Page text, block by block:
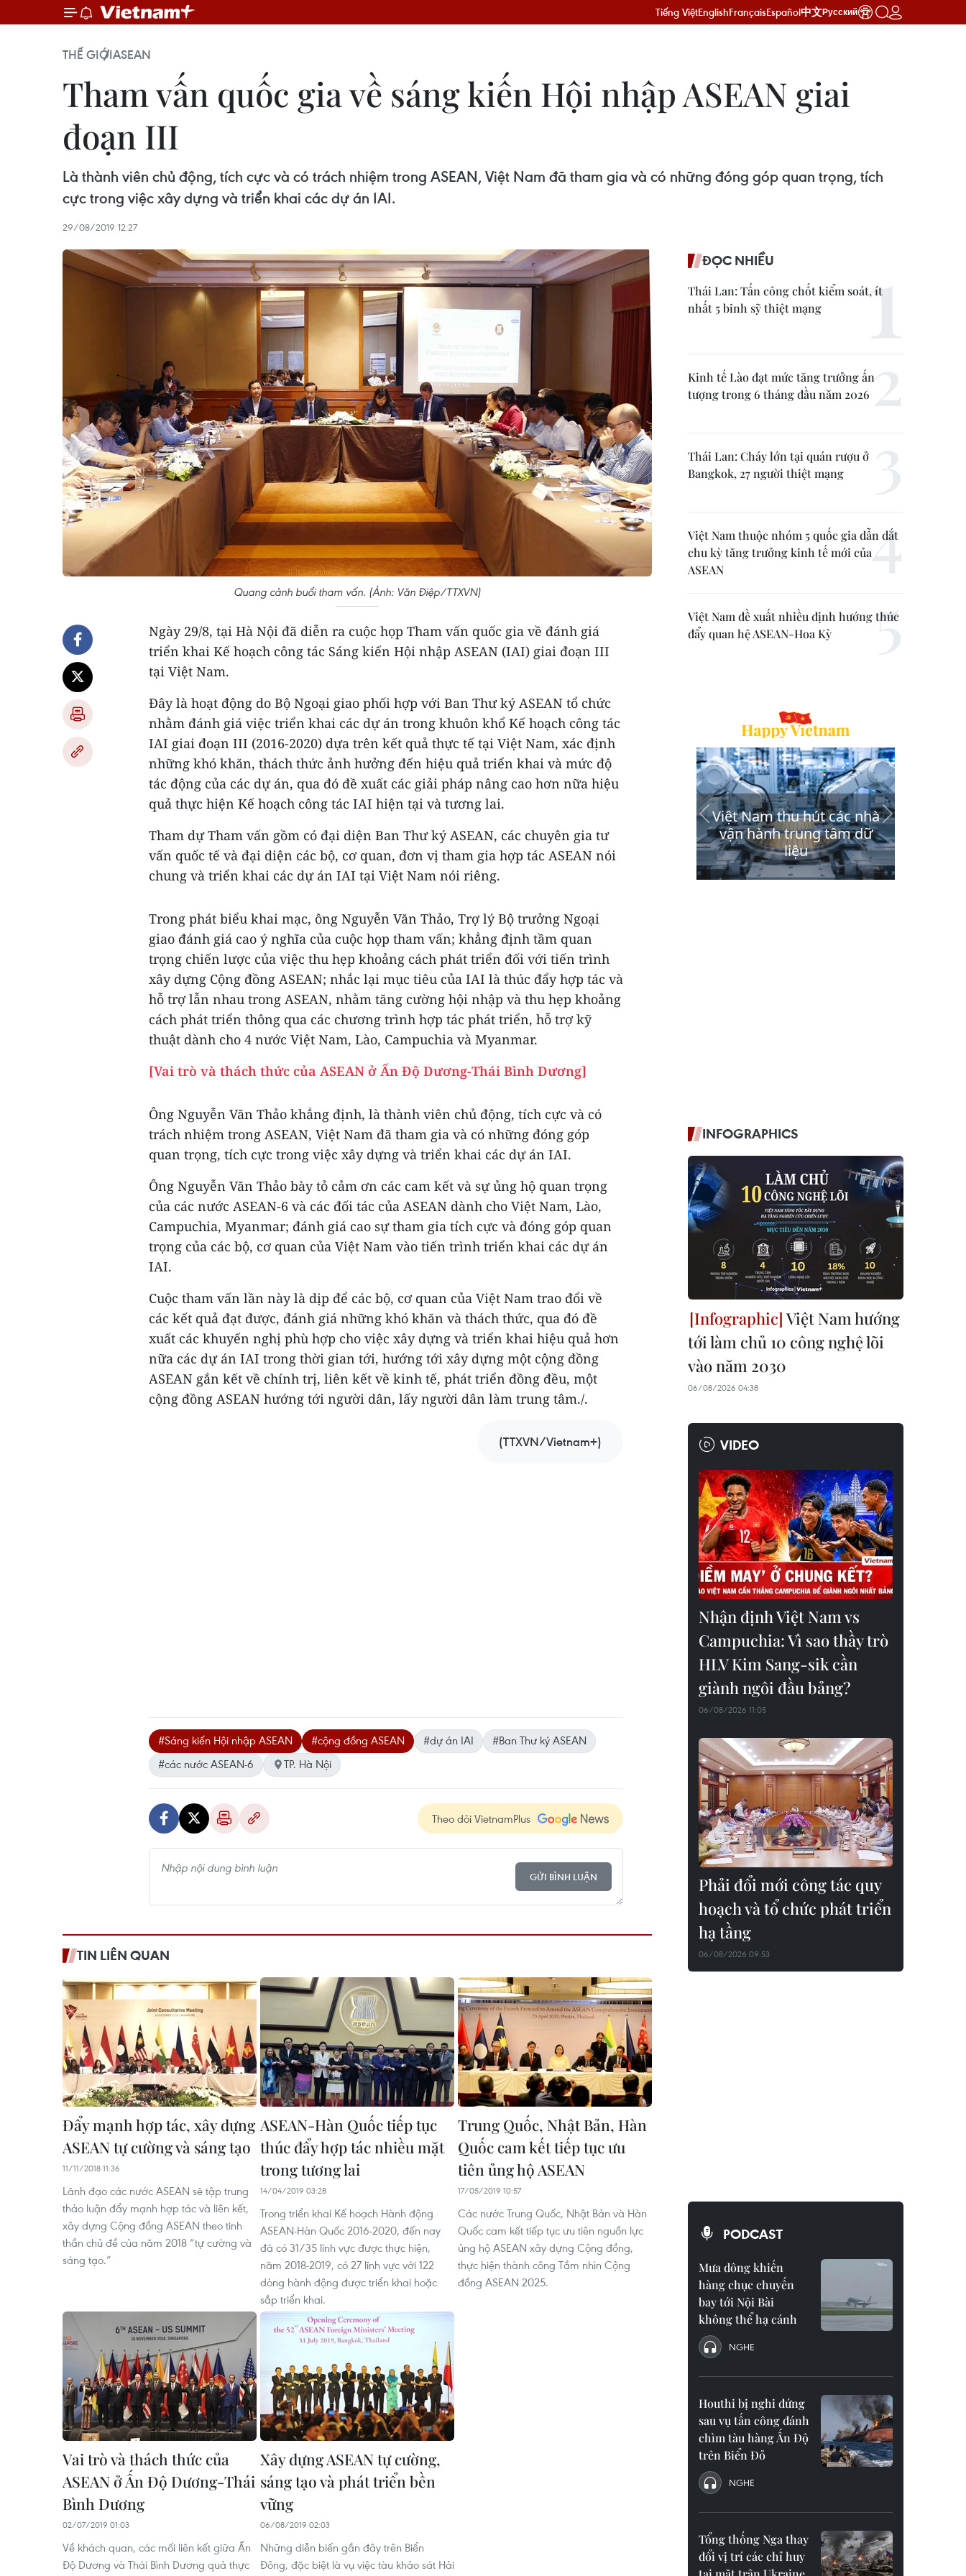
Tiếng ViệtEnglishFrançaisEspañol中文Русский
THẾ GIỚIASEAN
Tham vấn quốc gia về sáng kiến Hội nhập ASEAN giai
đoạn III
Là thành viên chủ động, tích cực và có trách nhiệm trong ASEAN, Việt Nam đã tham gia và có những đóng góp quan trọng, tích
cực trong việc xây dựng và triển khai các dự án IAI.
29/08/2019 12:27
Quang cảnh buổi tham vấn. (Ảnh: Văn Điệp/TTXVN)
Ngày 29/8, tại Hà Nội đã diễn ra cuộc họp Tham vấn quốc gia về đánh giá
triển khai Kế hoạch công tác Sáng kiến Hội nhập ASEAN (IAI) giai đoạn III
tại Việt Nam.
Đây là hoạt động do Bộ Ngoại giao phối hợp với Ban Thư ký ASEAN tổ chức
nhằm đánh giá việc triển khai các dự án trong khuôn khổ Kế hoạch công tác
IAI giai đoạn III (2016-2020) dựa trên kết quả thực tế tại Việt Nam, xác định
những khó khăn, thách thức ảnh hưởng đến hiệu quả triển khai và mức độ
tác động của các dự án, qua đó đề xuất các giải pháp nâng cao hơn nữa hiệu
quả thực hiện Kế hoạch công tác IAI hiện tại và tương lai.
Tham dự Tham vấn gồm có đại diện Ban Thư ký ASEAN, các chuyên gia tư
vấn quốc tế và đại diện các bộ, cơ quan, đơn vị tham gia hợp tác ASEAN nói
chung và triển khai các dự án IAI tại Việt Nam nói riêng.
Trong phát biểu khai mạc, ông Nguyễn Văn Thảo, Trợ lý Bộ trưởng Ngoại
giao đánh giá cao ý nghĩa của cuộc họp tham vấn; khẳng định tầm quan
trọng chiến lược của việc thu hẹp khoảng cách phát triển đối với tiến trình
xây dựng Cộng đồng ASEAN; nhắc lại mục tiêu của IAI là thúc đẩy hợp tác và
hỗ trợ lẫn nhau trong ASEAN, nhằm tăng cường hội nhập và thu hẹp khoảng
cách phát triển thông qua các chương trình hợp tác phát triển, hỗ trợ kỹ
thuật dành cho 4 nước Việt Nam, Lào, Campuchia và Myanmar.
[Vai trò và thách thức của ASEAN ở Ấn Độ Dương-Thái Bình Dương]
Ông Nguyễn Văn Thảo khẳng định, là thành viên chủ động, tích cực và có
trách nhiệm trong ASEAN, Việt Nam đã tham gia và có những đóng góp
quan trọng, tích cực trong việc xây dựng và triển khai các dự án IAI.
Ông Nguyễn Văn Thảo bày tỏ cảm ơn các cam kết và sự ủng hộ quan trọng
của các nước ASEAN-6 và các đối tác của ASEAN dành cho Việt Nam, Lào,
Campuchia, Myanmar; đánh giá cao sự tham gia tích cực và đóng góp quan
trọng của các bộ, cơ quan của Việt Nam vào tiến trình triển khai các dự án
IAI.
Cuộc tham vấn lần này là dịp để các bộ, cơ quan của Việt Nam trao đổi về
các kết quả đạt được, đánh giá những khó khăn và thách thức, qua đó đề
xuất các khuyến nghị phù hợp cho việc xây dựng và triển khai hiệu quả hơn
nữa các dự án IAI trong thời gian tới, hướng tới xây dựng một cộng đồng
ASEAN gắn kết về chính trị, liên kết về kinh tế, phát triển đồng đều, một
cộng đồng ASEAN hướng tới người dân, lấy người dân làm trung tâm./.
(TTXVN/Vietnam+)
#Sáng kiến Hội nhập ASEAN #cộng đồng ASEAN #dự án IAI
#Ban Thư ký ASEAN
#các nước ASEAN-6
TP. Hà Nội
Theo dõi VietnamPlus
GỬI BÌNH LUẬN
TIN LIÊN QUAN
Đẩy mạnh hợp tác, xây dựng
ASEAN tự cường và sáng tạo
11/11/2018 11:36
Lãnh đạo các nước ASEAN sẽ tập trung
thảo luận đẩy mạnh hợp tác và liên kết,
xây dựng Cộng đồng ASEAN theo tinh
thần chủ đề của năm 2018 “tự cường và
sáng tạo.”
ASEAN-Hàn Quốc tiếp tục
thúc đẩy hợp tác nhiều mặt
trong tương lai
14/04/2019 03:28
Trong triển khai Kế hoạch Hành động
ASEAN-Hàn Quốc 2016-2020, đến nay
đã có 31/35 lĩnh vực được thực hiện,
năm 2018-2019, có 27 lĩnh vực với 122
dòng hành động được triển khai hoặc
sắp triển khai.
Trung Quốc, Nhật Bản, Hàn
Quốc cam kết tiếp tục ưu
tiên ủng hộ ASEAN
17/05/2019 10:57
Các nước Trung Quốc, Nhật Bản và Hàn
Quốc cam kết tiếp tục ưu tiên nguồn lực
ủng hộ ASEAN xây dựng Cộng đồng,
thực hiện thành công Tầm nhìn Cộng
đồng ASEAN 2025.
Vai trò và thách thức của
ASEAN ở Ấn Độ Dương-Thái
Bình Dương
02/07/2019 01:03
Về khách quan, các mối liên kết giữa Ấn
Độ Dương và Thái Bình Dương quả thực
Xây dựng ASEAN tự cường,
sáng tạo và phát triển bền
vững
06/08/2019 02:03
Những diễn biến gần đây trên Biển
Đông, đặc biệt là vụ việc tàu khảo sát Hải
ĐỌC NHIỀU
Thái Lan: Tấn công chốt kiểm soát, ít
nhất 5 binh sỹ thiệt mạng
Kinh tế Lào đạt mức tăng trưởng ấn
tượng trong 6 tháng đầu năm 2026
Thái Lan: Cháy lớn tại quán rượu ở
Bangkok, 27 người thiệt mạng
Việt Nam thuộc nhóm 5 quốc gia dẫn dắt
chu kỳ tăng trưởng kinh tế mới của
ASEAN
Việt Nam đề xuất nhiều định hướng thúc
đẩy quan hệ ASEAN-Hoa Kỳ
INFOGRAPHICS
Việt Nam hướng
tới làm chủ 10 công nghệ lõi
vào năm 2030
06/08/2026 04:38
VIDEO
Nhận định Việt Nam vs
Campuchia: Vì sao thầy trò
HLV Kim Sang-sik cần
giành ngôi đầu bảng?
06/08/2026 11:05
Phải đổi mới công tác quy
hoạch và tổ chức phát triển
hạ tầng
06/08/2026 09:53
PODCAST
Mưa dông khiến
hàng chục chuyến
bay tới Nội Bài
không thể hạ cánh
NGHE
Houthi bị nghi đứng
sau vụ tấn công đánh
chìm tàu hàng Ấn Độ
trên Biển Đỏ
NGHE
Tổng thống Nga thay
đổi vị trí các chỉ huy